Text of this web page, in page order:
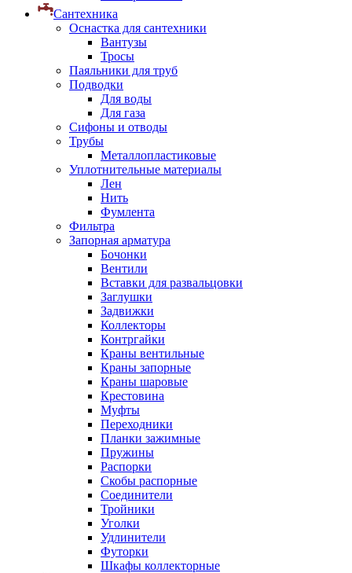
Сантехника
Оснастка для сантехники
Вантузы
Тросы
Паяльники для труб
Подводки
Для воды
Для газа
Сифоны и отводы
Трубы
Металлопластиковые
Уплотнительные материалы
Лен
Нить
Фумлента
Фильтра
Запорная арматура
Бочонки
Вентили
Вставки для развальцовки
Заглушки
Задвижки
Коллекторы
Контргайки
Краны вентильные
Краны запорные
Краны шаровые
Крестовина
Муфты
Переходники
Планки зажимные
Пружины
Распорки
Скобы распорные
Соединители
Тройники
Уголки
Удлинители
Футорки
Шкафы коллекторные